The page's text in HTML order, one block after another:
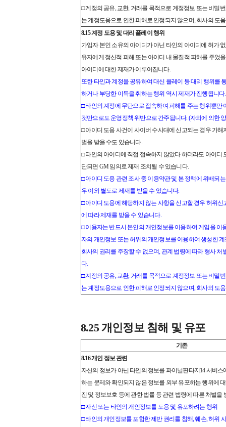
□ 계정의 공유, 교환, 거래를 목적으로 계정정보 또는 비밀
는 계정도용으로 인한 피해로 인정되지 않으며, 회사의 도
8.15 계정 도용 및 대리 플레이 행위
가입자 본인 소유의 아이디가 아닌 타인의 아이디에 허가
유자에게 정신적 피해 또는 아이디 내 물질적 피해를 주었
아이디에 대한 제재가 이루어집니다.
또한 타인과 계정을 공유하여 대신 플레이 등 대리 행위를
하거나 부당한 이득을 취하는 행위 역시 제재가 진행됩니다.
□ 타인의 계정에 무단으로 접속하여 피해를 주는 행위뿐만
것만으로도 운영정책 위반으로 간주됩니다. (자의에 의한
□ 아이디 도용 사건이 사이버 수사대에 신고되는 경우 가해
벌을 받을 수도 있습니다.
□ 타인의 아이디에 직접 접속하지 않았다 하더라도 아이디
단되면 GM 임의로 제재 조치될 수 있습니다.
□ 아이디 도용 관련 조사 중 이용약관 및 본 정책에 위배되
우 이와 별도로 제재를 받을 수 있습니다.
□ 아이디 도용에 해당하지 않는 사항을 신고할 경우 허위신
에 따라 제재를 받을 수 있습니다.
□ 이용자는 반드시 본인의 개인정보를 이용하여 게임을 이
자의 개인정보 또는 허위의 개인정보를 이용하여 생성한
회사의 권리를 주장할 수 없으며, 관계 법령에 따라 형사 처
다.
□ 계정의 공유, 교환, 거래를 목적으로 계정정보 또는 비밀
는 계정도용으로 인한 피해로 인정되지 않으며, 회사의 도
8.25 개인정보 침해 및 유포
기존
8.16 개인 정보 관련
자신의 정보가 아닌 타인의 정보를 파이널판타지14 서비스
하는 문제와 확인되지 않은 정보를 외부 유포하는 행위에
진 및 정보보호 등에 관한 법률 등 관련 법령에 따른 처벌을
□ 자신 또는 타인의 개인정보를 도용 및 유포하려는 행위
□ 타인의 개인정보를 포함한 제반 권리를 침해, 훼손, 허위